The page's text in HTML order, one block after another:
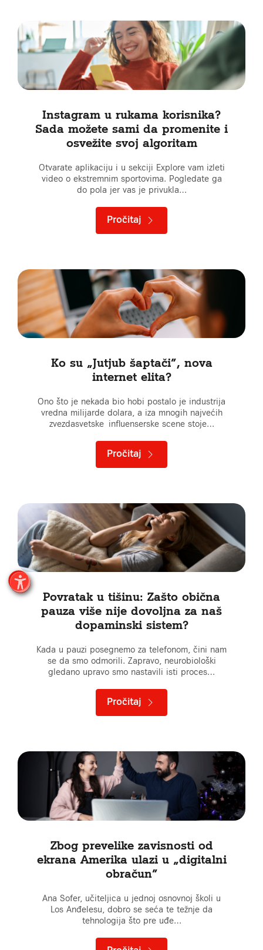
Instagram u rukama korisnika?
Sada možete sami da promenite i
osvežite svoj algoritam
Otvarate aplikaciju i u sekciji Explore vam izleti
video o ekstremnim sportovima. Pogledate ga
do pola jer vas je privukla…
Pročitaj
Ko su „Jutjub šaptači”, nova
internet elita?
Ono što je nekada bio hobi postalo je industrija
vredna milijarde dolara, a iza mnogih najvećih
zvezdasvetske influenserske scene stoje…
Pročitaj
Povratak u tišinu: Zašto obična
pauza više nije dovoljna za naš
dopaminski sistem?
Kada u pauzi posegnemo za telefonom, čini nam
se da smo odmorili. Zapravo, neurobiološki
gledano upravo smo nastavili isti proces…
Pročitaj
Zbog prevelike zavisnosti od
ekrana Amerika ulazi u „digitalni
obračun”
Ana Sofer, učiteljica u jednoj osnovnoj školi u
Los Anđelesu, dobro se seća te težnje da
tehnologija što pre uđe…